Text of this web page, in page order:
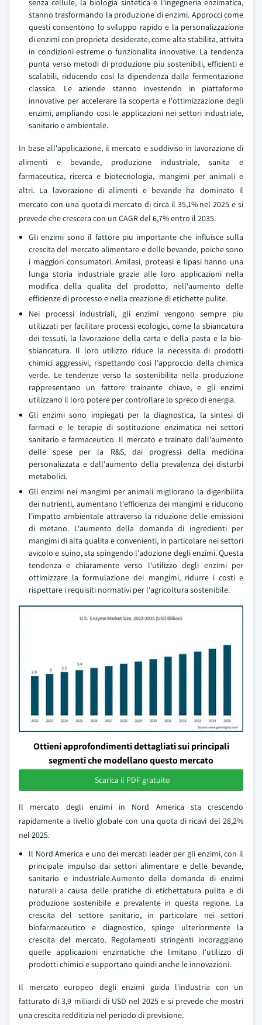
senza cellule, la biologia sintetica e l'ingegneria enzimatica,
stanno trasformando la produzione di enzimi. Approcci come
questi consentono lo sviluppo rapido e la personalizzazione
di enzimi con proprieta desiderate, come alta stabilita, attivita
in condizioni estreme o funzionalita innovative. La tendenza
punta verso metodi di produzione piu sostenibili, efficienti e
scalabili, riducendo cosi la dipendenza dalla fermentazione
classica. Le aziende stanno investendo in piattaforme
innovative per accelerare la scoperta e l'ottimizzazione degli
enzimi, ampliando cosi le applicazioni nei settori industriale,
sanitario e ambientale.
In base all'applicazione, il mercato e suddiviso in lavorazione di
alimenti e bevande, produzione industriale, sanita e
farmaceutica, ricerca e biotecnologia, mangimi per animali e
altri. La lavorazione di alimenti e bevande ha dominato il
mercato con una quota di mercato di circa il 35,1% nel 2025 e si
prevede che crescera con un CAGR del 6,7% entro il 2035.
Gli enzimi sono il fattore piu importante che influisce sulla
crescita del mercato alimentare e delle bevande, poiche sono
i maggiori consumatori. Amilasi, proteasi e lipasi hanno una
lunga storia industriale grazie alle loro applicazioni nella
modifica della qualita del prodotto, nell'aumento delle
efficienze di processo e nella creazione di etichette pulite.
Nei processi industriali, gli enzimi vengono sempre piu
utilizzati per facilitare processi ecologici, come la sbiancatura
dei tessuti, la lavorazione della carta e della pasta e la bio-
sbiancatura. Il loro utilizzo riduce la necessita di prodotti
chimici aggressivi, rispettando cosi l'approccio della chimica
verde. Le tendenze verso la sostenibilita nella produzione
rappresentano un fattore trainante chiave, e gli enzimi
utilizzano il loro potere per controllare lo spreco di energia.
Gli enzimi sono impiegati per la diagnostica, la sintesi di
farmaci e le terapie di sostituzione enzimatica nei settori
sanitario e farmaceutico. Il mercato e trainato dall'aumento
delle spese per la R&S, dai progressi della medicina
personalizzata e dall'aumento della prevalenza dei disturbi
metabolici.
Gli enzimi nei mangimi per animali migliorano la digeribilita
dei nutrienti, aumentano l'efficienza dei mangimi e riducono
l'impatto ambientale attraverso la riduzione delle emissioni
di metano. L'aumento della domanda di ingredienti per
mangimi di alta qualita e convenienti, in particolare nei settori
avicolo e suino, sta spingendo l'adozione degli enzimi. Questa
tendenza e chiaramente verso l'utilizzo degli enzimi per
ottimizzare la formulazione dei mangimi, ridurre i costi e
rispettare i requisiti normativi per l'agricoltura sostenibile.
Ottieni approfondimenti dettagliati sui principali
segmenti che modellano questo mercato
Scarica il PDF gratuito
Il mercato degli enzimi in Nord America sta crescendo
rapidamente a livello globale con una quota di ricavi del 28,2%
nel 2025.
Il Nord America e uno dei mercati leader per gli enzimi, con il
principale impulso dai settori alimentare e delle bevande,
sanitario e industriale.Aumento della domanda di enzimi
naturali a causa delle pratiche di etichettatura pulita e di
produzione sostenibile e prevalente in questa regione. La
crescita del settore sanitario, in particolare nei settori
biofarmaceutico e diagnostico, spinge ulteriormente la
crescita del mercato. Regolamenti stringenti incoraggiano
quelle applicazioni enzimatiche che limitano l'utilizzo di
prodotti chimici e supportano quindi anche le innovazioni.
Il mercato europeo degli enzimi guida l'industria con un
fatturato di 3,9 miliardi di USD nel 2025 e si prevede che mostri
una crescita redditizia nel periodo di previsione.